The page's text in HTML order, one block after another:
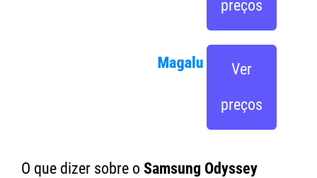
preços
Ver
preços
O que dizer sobre o Samsung Odyssey